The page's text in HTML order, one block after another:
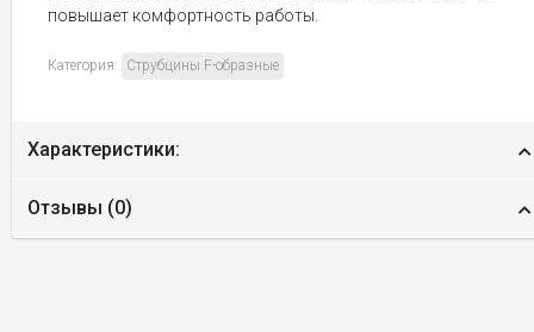
повышает комфортность работы.
Категория: Струбцины F-образные
Характеристики:
Отзывы (0)